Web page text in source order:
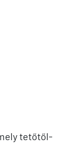
tetőtől-